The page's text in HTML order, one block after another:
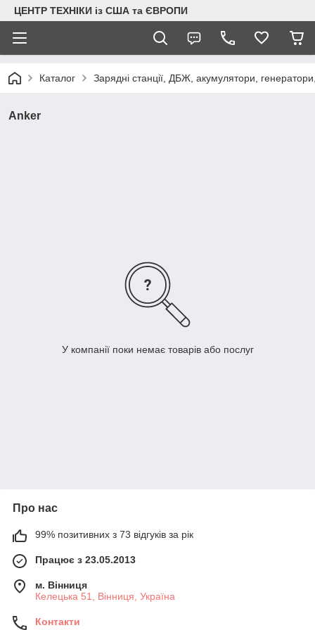
ЦЕНТР ТЕХНІКИ із США та ЄВРОПИ
Каталог Зарядні станції, ДБЖ, акумулятори,
Anker
У компанії поки немає товарів або послуг
Про нас
99% позитивних з 73 відгуків за рік
Працює з 23.05.2013
м. Вінниця
Келецька 51, Вінниця, Україна
Контакти